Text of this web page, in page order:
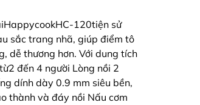
120tiện sử
sắc trang nhã, giúp điểm tô
dễ thương hơn. Với dung tích
đến 4 người Lòng nồi 2
dính dày 0.9 mm siêu bền,
thành và đáy nồi Nấu cơm